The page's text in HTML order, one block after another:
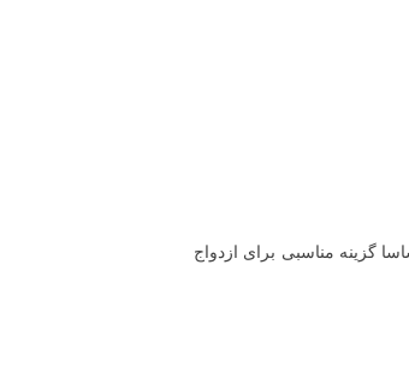
گزینه مناسبی برای ازدواج